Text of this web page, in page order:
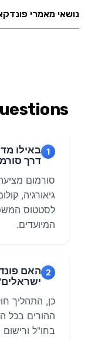
נושאי מאמרי
1 באילו
דרך
סורמום
גיאורגיה,
לסטטוס
המיועדים.
2 האם
כן, התהליך
ההורים בכל
בחו"ל